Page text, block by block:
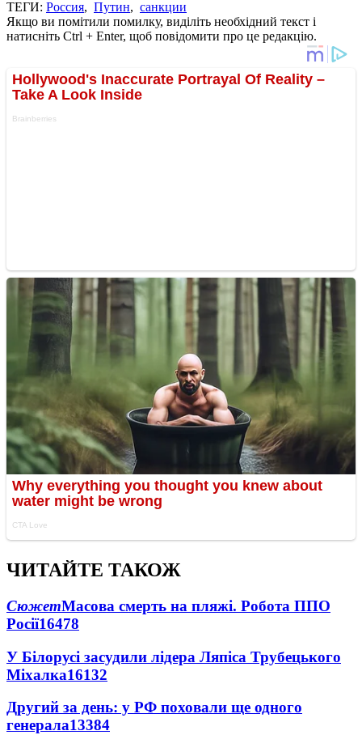
ТЕГИ: Россия, Путин, санкции
Якщо ви помітили помилку, виділіть необхідний текст і
натисніть Ctrl + Enter, щоб повідомити про це редакцію.
ЧИТАЙТЕ ТАКОЖ
СюжетМасова смерть на пляжі. Робота ППО
Росії16478
У Білорусі засудили лідера Ляпіса Трубецького
Міхалка16132
Другий за день: у РФ поховали ще одного
генерала13384